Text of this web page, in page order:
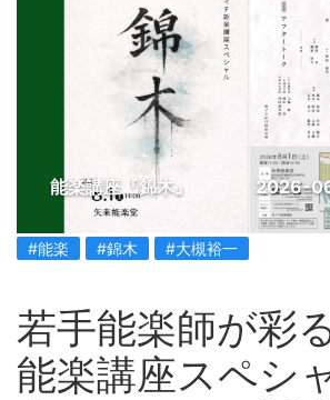
能楽講座『錦木』 2026-
#能楽 #錦木 #大槻裕一
若手能楽師が彩
能楽講座スペシ